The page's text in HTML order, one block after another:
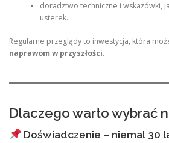
doradztwo techniczne i wskazówki,
usterek.
Regularne przeglądy to inwestycja, która
naprawom w przyszłości.
Dlaczego warto wybrać
Doświadczenie – niemal 30